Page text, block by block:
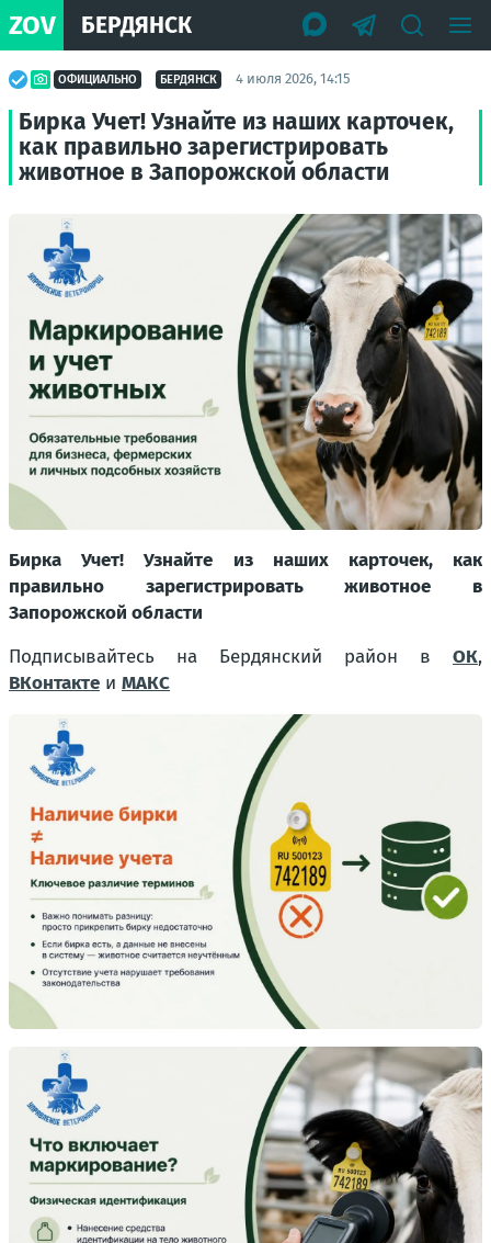
ZOV БЕРДЯНСК
ОФИЦИАЛЬНО БЕРДЯНСК 4 июля 2026, 14:15
Бирка Учет! Узнайте из наших карточек,
как правильно зарегистрировать
животное в Запорожской области
Бирка Учет! Узнайте из наших карточек, как
правильно зарегистрировать животное в
Запорожской области
Подписывайтесь на Бердянский район в ОК,
ВКонтакте и МАКС